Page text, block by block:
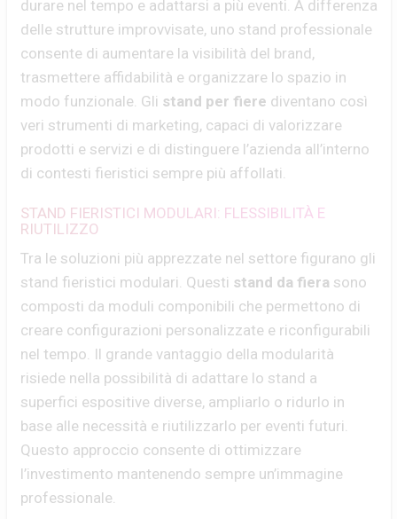
durare nel tempo e adattarsi a più eventi. A differenza
delle strutture improvvisate, uno stand professionale
consente di aumentare la visibilità del brand,
trasmettere affidabilità e organizzare lo spazio in
modo funzionale. Gli stand per fiere diventano così
veri strumenti di marketing, capaci di valorizzare
prodotti e servizi e di distinguere l’azienda all’interno
di contesti fieristici sempre più affollati.
STAND FIERISTICI MODULARI: FLESSIBILITÀ E
RIUTILIZZO
Tra le soluzioni più apprezzate nel settore figurano gli
stand fieristici modulari. Questi stand da fierasono
composti da moduli componibili che permettono di
creare configurazioni personalizzate e riconfigurabili
nel tempo. Il grande vantaggio della modularità
risiede nella possibilità di adattare lo stand a
superfici espositive diverse, ampliarlo o ridurlo in
base alle necessità e riutilizzarlo per eventi futuri.
Questo approccio consente di ottimizzare
l’investimento mantenendo sempre un’immagine
professionale.